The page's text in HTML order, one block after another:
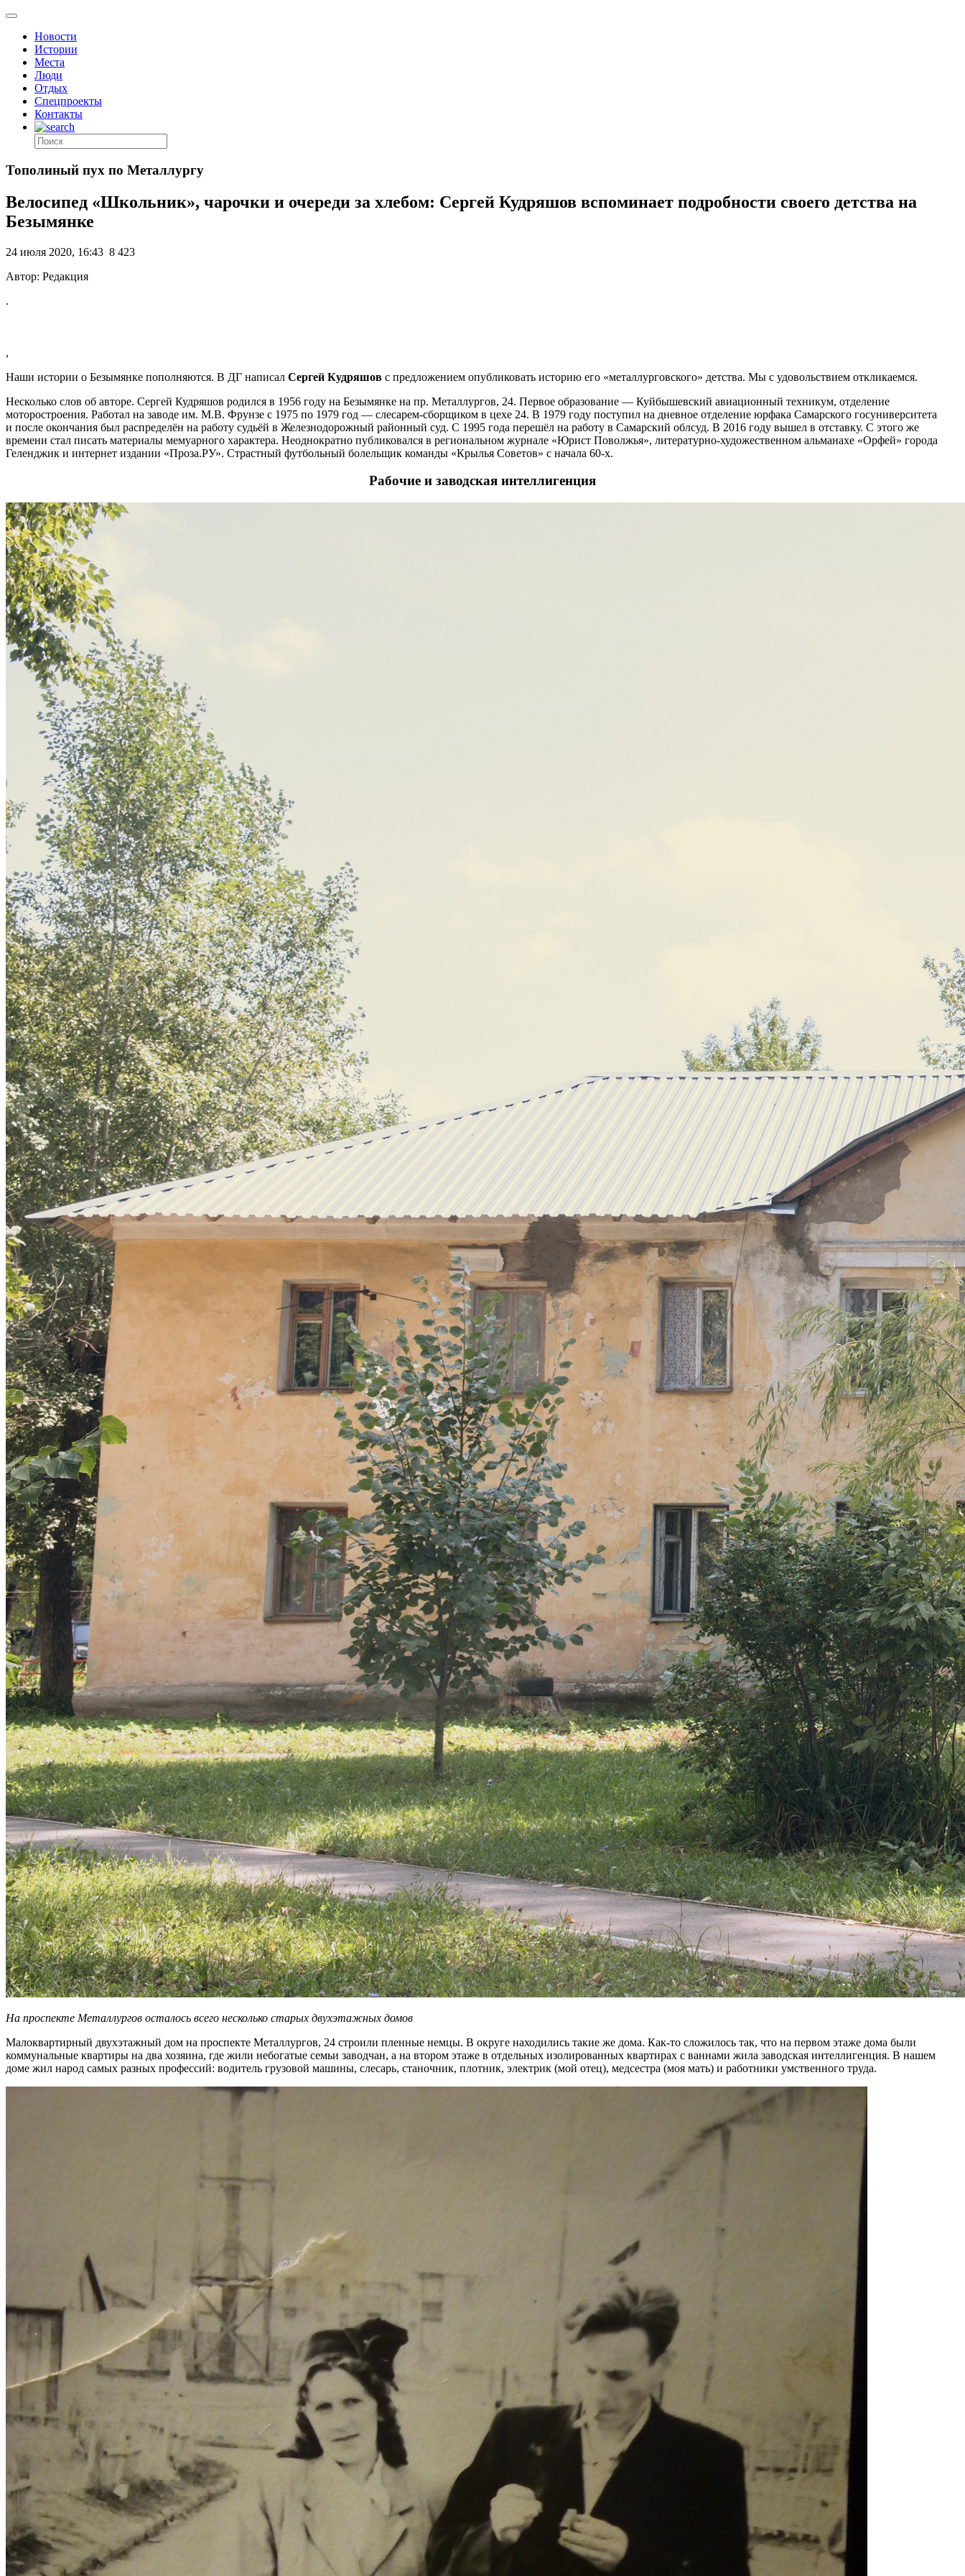
Новости
Истории
Места
Люди
Отдых
Спецпроекты
Контакты
Тополиный пух по Металлургу
Велосипед «Школьник», чарочки и очереди за хлебом: Сергей Кудряшов вспоминает подробности своего детства на
Безымянке
24 июля 2020, 16:43 8 423
Автор: Редакция
.
,
Наши истории о Безымянке пополняются. В ДГ написал Сергей Кудряшов с предложением опубликовать историю его «металлурговского» детства. Мы с удовольствием откликаемся.
Несколько слов об авторе. Сергей Кудряшов родился в 1956 году на Безымянке на пр. Металлургов, 24. Первое образование — Куйбышевский авиационный техникум, отделение
моторостроения. Работал на заводе им. М.В. Фрунзе с 1975 по 1979 год — слесарем-сборщиком в цехе 24. В 1979 году поступил на дневное отделение юрфака Самарского госуниверситета
и после окончания был распределён на работу судьёй в Железнодорожный районный суд. С 1995 года перешёл на работу в Самарский облсуд. В 2016 году вышел в отставку. С этого же
времени стал писать материалы мемуарного характера. Неоднократно публиковался в региональном журнале «Юрист Поволжья», литературно-художественном альманахе «Орфей» города
Геленджик и интернет издании «Проза.РУ». Страстный футбольный болельщик команды «Крылья Советов» с начала 60-х.
Рабочие и заводская интеллигенция
На проспекте Металлургов осталось всего несколько старых двухэтажных домов
Малоквартирный двухэтажный дом на проспекте Металлургов, 24 строили пленные немцы. В округе находились такие же дома. Как-то сложилось так, что на первом этаже дома были
коммунальные квартиры на два хозяина, где жили небогатые семьи заводчан, а на втором этаже в отдельных изолированных квартирах с ваннами жила заводская интеллигенция. В нашем
доме жил народ самых разных профессий: водитель грузовой машины, слесарь, станочник, плотник, электрик (мой отец), медсестра (моя мать) и работники умственного труда.